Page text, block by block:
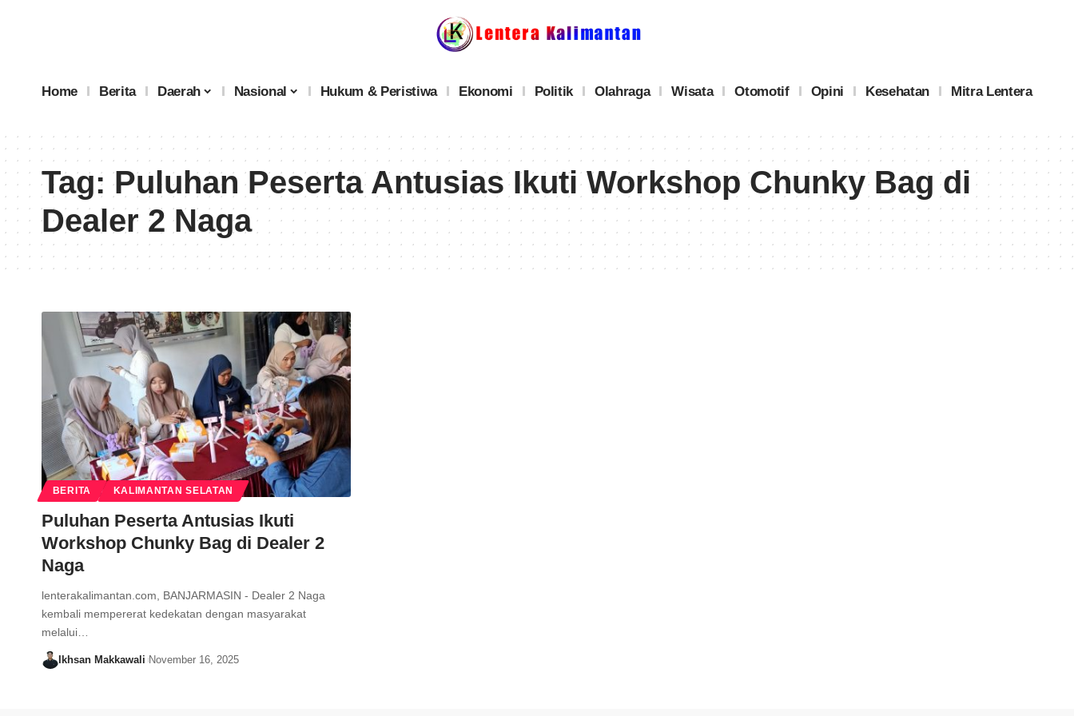
Home Berita Daerah Nasional Hukum & Peristiwa Ekonomi Politik Olahraga Wisata Otomotif Opini Kesehatan Mitra Lentera
Tag:Puluhan Peserta Antusias Ikuti Workshop Chunky Bag di
Dealer 2 Naga
BERITA KALIMANTAN SELATAN
Puluhan Peserta Antusias Ikuti
Workshop Chunky Bag di Dealer 2
Naga
lenterakalimantan.com, BANJARMASIN - Dealer 2 Naga
kembali mempererat kedekatan dengan masyarakat
melalui…
Ikhsan Makkawali November 16, 2025